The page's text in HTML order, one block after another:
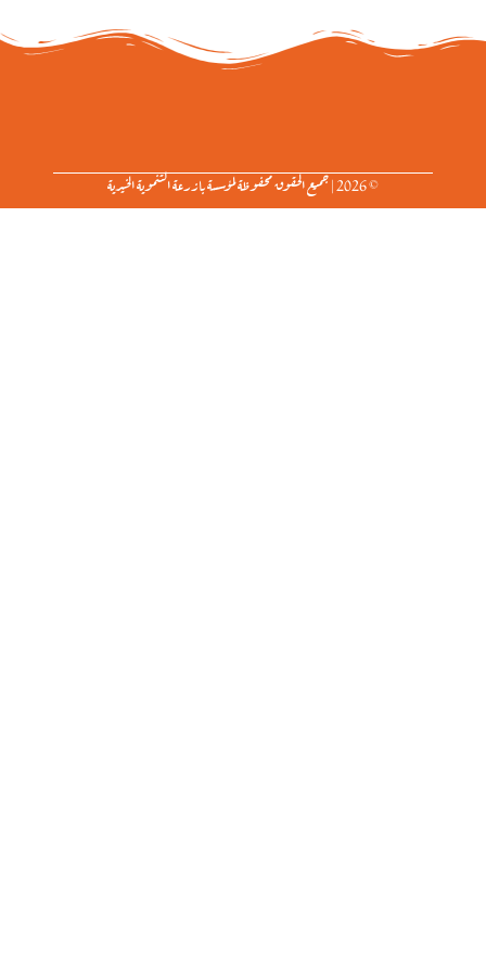
© 2026 | جميع الحقوق محفوظة لمؤسسة بازرعة التنموية الخيرية